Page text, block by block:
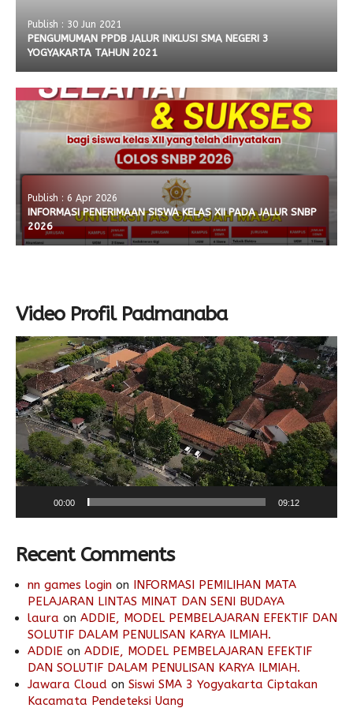
Publish : 30 Jun 2021
PENGUMUMAN PPDB JALUR INKLUSI SMA NEGERI 3
YOGYAKARTA TAHUN 2021
Publish : 6 Apr 2026
INFORMASI PENERIMAAN SISWA KELAS XII PADA JALUR SNBP
2026
Video Profil Padmanaba
Video
Player
00:00 09:12
Recent Comments
nn games login on INFORMASI PEMILIHAN MATA
PELAJARAN LINTAS MINAT DAN SENI BUDAYA
laura on ADDIE, MODEL PEMBELAJARAN EFEKTIF DAN
SOLUTIF DALAM PENULISAN KARYA ILMIAH.
ADDIE on ADDIE, MODEL PEMBELAJARAN EFEKTIF
DAN SOLUTIF DALAM PENULISAN KARYA ILMIAH.
Jawara Cloud on Siswi SMA 3 Yogyakarta Ciptakan
Kacamata Pendeteksi Uang